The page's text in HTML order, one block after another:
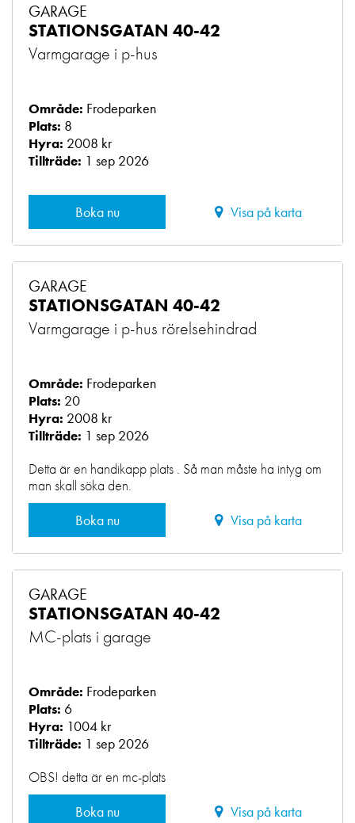
GARAGE
STATIONSGATAN 40-42
Varmgarage i p-hus
Område: Frodeparken
Plats: 8
Hyra: 2008 kr
Tillträde: 1 sep 2026
Boka nu Visa på karta
GARAGE
STATIONSGATAN 40-42
Varmgarage i p-hus rörelsehindrad
Område: Frodeparken
Plats: 20
Hyra: 2008 kr
Tillträde: 1 sep 2026
Detta är en handikapp plats . Så man måste ha intyg om
man skall söka den.
Boka nu
Visa på karta
GARAGE
STATIONSGATAN 40-42
MC-plats i garage
Område: Frodeparken
Plats: 6
Hyra: 1004 kr
Tillträde: 1 sep 2026
OBS! detta är en mc-plats
Boka nu
Visa på karta